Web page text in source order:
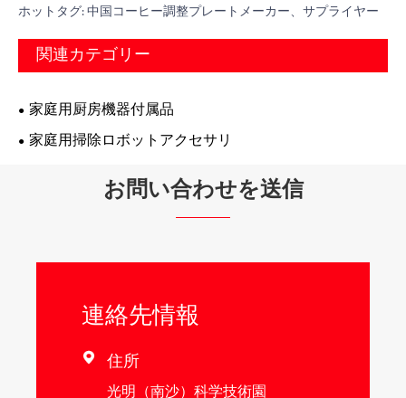
ホットタグ: 中国コーヒー調整プレートメーカー、サプライヤー
関連カテゴリー
家庭用厨房機器付属品
家庭用掃除ロボットアクセサリ
お問い合わせを送信
連絡先情報
 住所
光明（南沙）科学技術園